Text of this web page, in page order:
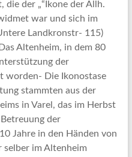
die der „“Ikone der Allh.
war und sich im
Landkronstr- 115)
Altenheim, in dem 80
der
worden- Die Ikonostase
stammten aus der
in Varel, das im Herbst
der
Jahre in den Händen von
selber im Altenheim